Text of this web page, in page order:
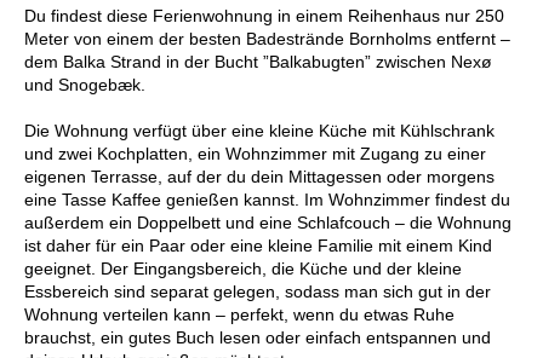
Du findest diese Ferienwohnung in einem Reihenhaus nur 250
Meter von einem der besten Badestrände Bornholms entfernt –
dem Balka Strand in der Bucht ”Balkabugten” zwischen Nexø
und Snogebæk.
Die Wohnung verfügt über eine kleine Küche mit Kühlschrank
und zwei Kochplatten, ein Wohnzimmer mit Zugang zu einer
eigenen Terrasse, auf der du dein Mittagessen oder morgens
eine Tasse Kaffee genießen kannst. Im Wohnzimmer findest du
außerdem ein Doppelbett und eine Schlafcouch – die Wohnung
ist daher für ein Paar oder eine kleine Familie mit einem Kind
geeignet. Der Eingangsbereich, die Küche und der kleine
Essbereich sind separat gelegen, sodass man sich gut in der
Wohnung verteilen kann – perfekt, wenn du etwas Ruhe
brauchst, ein gutes Buch lesen oder einfach entspannen und